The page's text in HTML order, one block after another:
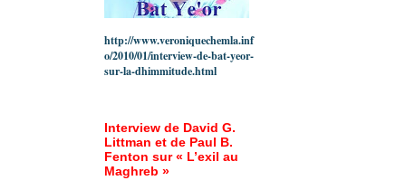
http://www.veroniquechemla.inf
o/2010/01/interview-de-bat-yeor-
sur-la-dhimmitude.html
Interview de David G.
Littman et de Paul B.
Fenton sur « L’exil au
Maghreb »